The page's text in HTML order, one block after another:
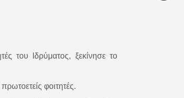
του Ιδρύματος, ξεκίνησε το
φοιτητές.